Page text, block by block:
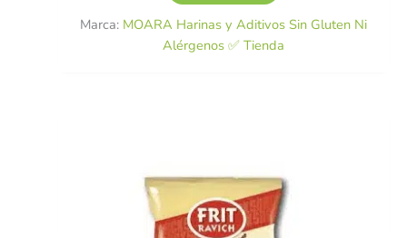
Marca: MOARA Harinas y Aditivos Sin Gluten Ni
Alérgenos ✅ Tienda